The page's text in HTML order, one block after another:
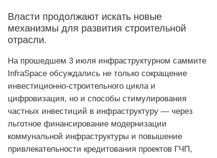
Власти продолжают искать новые
механизмы для развития строительной
отрасли.
На прошедшем 3 июля инфраструктурном саммите
InfraSpace обсуждались не только сокращение
инвестиционно-строительного цикла и
цифровизация, но и способы стимулирования
частных инвестиций в инфраструктуру — через
льготное финансирование модернизации
коммунальной инфраструктуры и повышение
привлекательности кредитования проектов ГЧП,